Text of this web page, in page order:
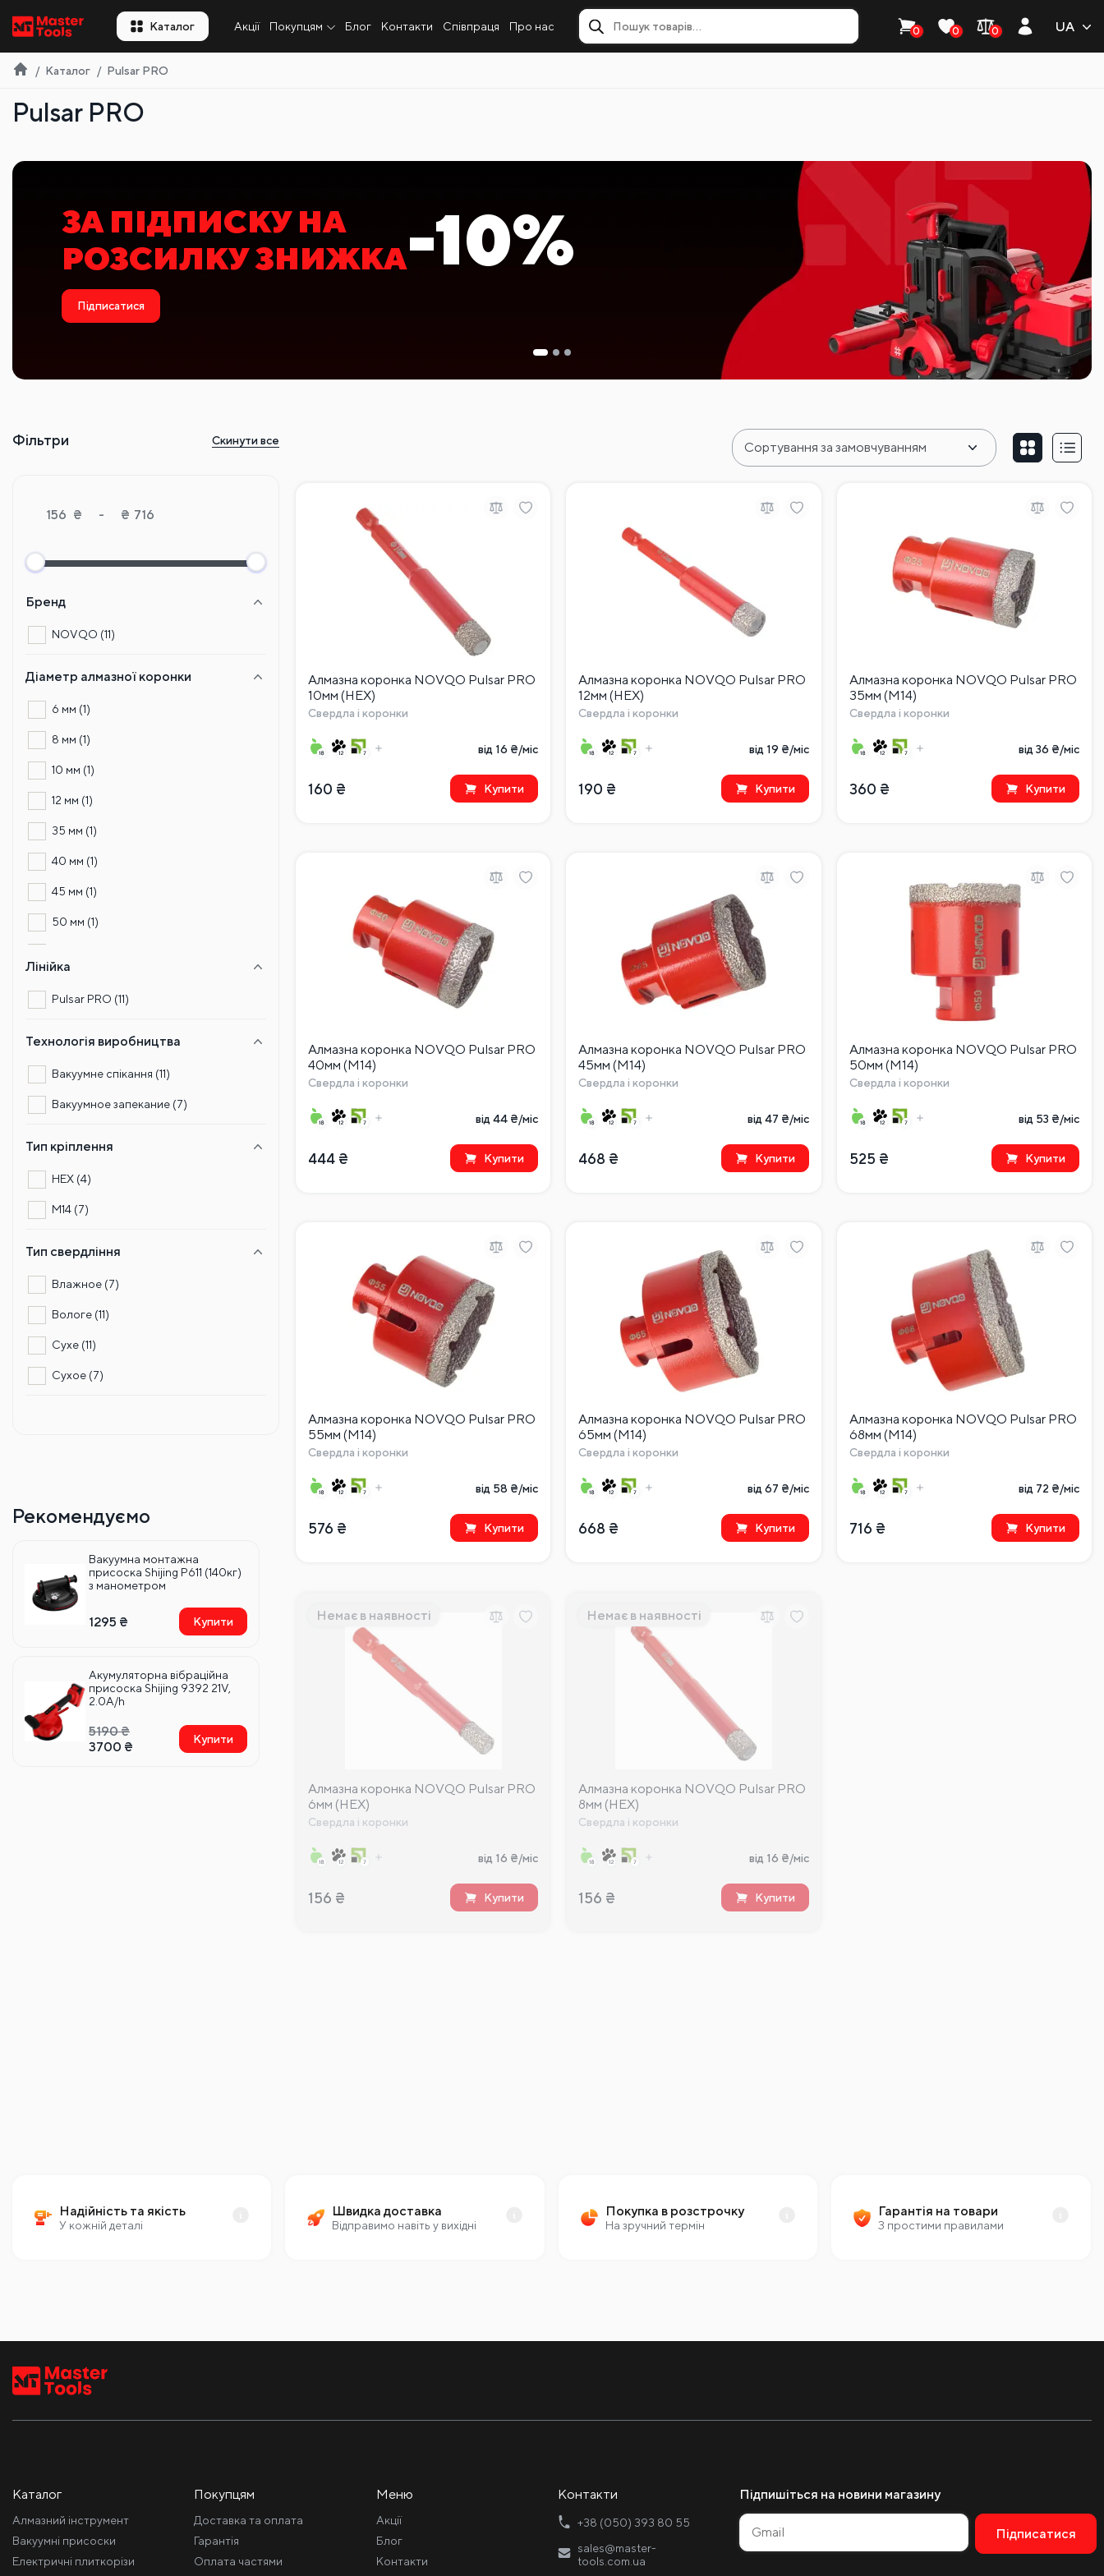
UA
Каталог Акції Покупцям Блог Контакти Співпраця Про нас 0 0 0 UA
Каталог Pulsar PRO
Pulsar PRO
ЗНИЖКА ПРИ ПОКУПЦІ
ПЛИТКОРІЗУ-20%
Обрати модель
Фільтри Скинути все
₴ - ₴
Бренд
NOVQO (11)
Діаметр алмазної коронки
6 мм (1)
8 мм (1)
10 мм (1)
12 мм (1)
35 мм (1)
40 мм (1)
45 мм (1)
50 мм (1)
Лінійка
Pulsar PRO (11)
Технологія виробництва
Вакуумне спікання (11)
Вакуумное запекание (7)
Тип кріплення
HEX (4)
М14 (7)
Тип свердління
Влажное (7)
Вологе (11)
Сухе (11)
Сухое (7)
Рекомендуємо
Вакуумна монтажна
присоска Shijing P611 (140кг)
з манометром
1295 ₴ Купити
Акумуляторна вібраційна
присоска Shijing 9392 21V,
2.0A/h
5190₴
3700 ₴ Купити
Алмазна коронка NOVQO Pulsar PRO
10мм (HEX)
Свердла і коронки
від 16 ₴/міс
160 ₴ Купити
Алмазна коронка NOVQO Pulsar PRO
12мм (HEX)
Свердла і коронки
від 19 ₴/міс
190 ₴ Купити
Алмазна коронка NOVQO Pulsar PRO
35мм (М14)
Свердла і коронки
від 36 ₴/міс
360 ₴ Купити
Алмазна коронка NOVQO Pulsar PRO
40мм (М14)
Свердла і коронки
від 44 ₴/міс
444 ₴ Купити
Алмазна коронка NOVQO Pulsar PRO
45мм (М14)
Свердла і коронки
від 47 ₴/міс
468 ₴ Купити
Алмазна коронка NOVQO Pulsar PRO
50мм (М14)
Свердла і коронки
від 53 ₴/міс
525 ₴ Купити
Алмазна коронка NOVQO Pulsar PRO
55мм (М14)
Свердла і коронки
від 58 ₴/міс
576 ₴ Купити
Алмазна коронка NOVQO Pulsar PRO
65мм (М14)
Свердла і коронки
від 67 ₴/міс
668 ₴ Купити
Алмазна коронка NOVQO Pulsar PRO
68мм (М14)
Свердла і коронки
від 72 ₴/міс
716 ₴ Купити
Немає в наявності
Алмазна коронка NOVQO Pulsar PRO
6мм (HEX)
Свердла і коронки
від 16 ₴/міс
156 ₴ Купити
Немає в наявності
Алмазна коронка NOVQO Pulsar PRO
8мм (HEX)
Свердла і коронки
від 16 ₴/міс
156 ₴ Купити
Надійність та якість
У кожній деталі
Швидка доставка
Відправимо навіть у вихідні
Покупка в розстрочку
На зручний термін
Гарантія на товари
З простими правилами
Каталог
Алмазний інструмент
Вакуумні присоски
Електричні плиткорізи
Покупцям
Доставка та оплата
Гарантія
Оплата частями
Меню
Акції
Блог
Контакти
Контакти
+38 (050) 393 80 55
sales@master-
tools.com.ua
Підпишіться на новини магазину
Підписатися